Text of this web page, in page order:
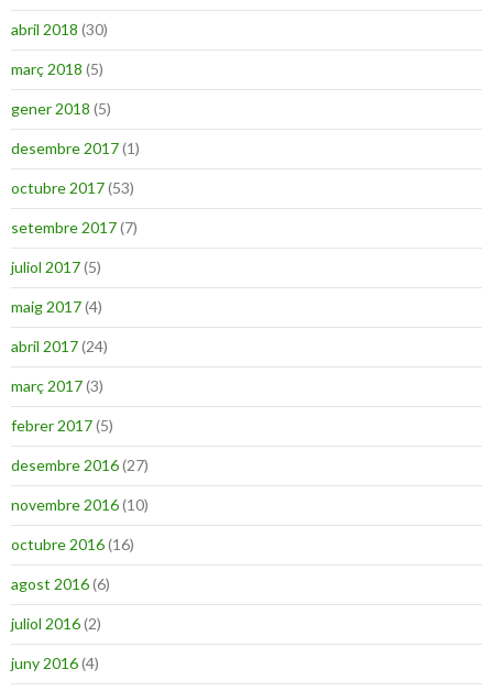
abril 2018 (30)
març 2018 (5)
gener 2018 (5)
desembre 2017(1)
octubre 2017(53)
setembre 2017(7)
juliol 2017(5)
maig 2017(4)
abril 2017(24)
març 2017(3)
febrer 2017(5)
desembre 2016(27)
novembre 2016(10)
octubre 2016(16)
agost 2016(6)
juliol 2016(2)
juny 2016(4)